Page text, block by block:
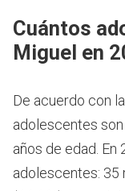
Cuántos
Miguel en
De acuerdo con la
adolescentes
años de edad. En
adolescentes: 35